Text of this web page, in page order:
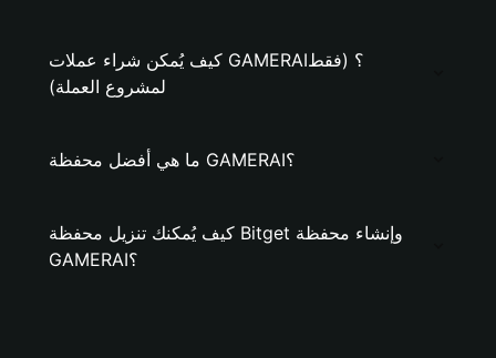
كيف يُمكن شراء عملات GAMERAI؟ (فقط
لمشروع العملة)
ما هي أفضل محفظة GAMERAI؟
كيف يُمكنك تنزيل محفظة Bitget وإنشاء محفظة
GAMERAI؟